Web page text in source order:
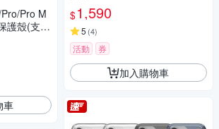
Pro M
護殼(支援
車
$1,590
5 (4)
活動 券
加入購物車